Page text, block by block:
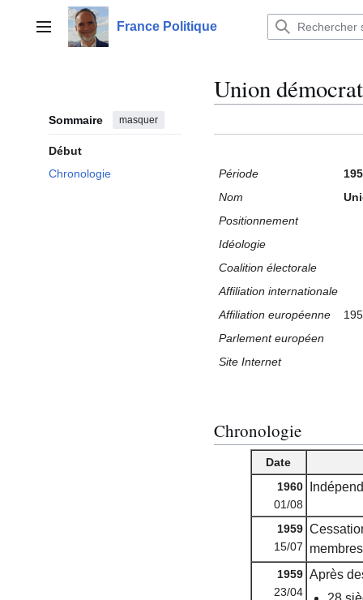
contenuMenu principalFrance Politique
Sommaire masquer
Début
Chronologie
Union
Période
Nom
Positionnement
Idéologie
Coalition électorale
Affiliation internationale
Affiliation européenne
Parlement européen
Site Internet
Chronologie
Date
1960
01/08
1959
15/07
1959
23/04
Après